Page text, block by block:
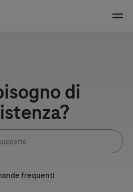
Menu
di
frequenti